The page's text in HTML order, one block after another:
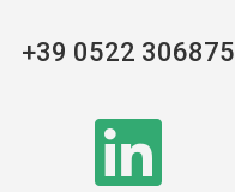
+39 0522 306875
